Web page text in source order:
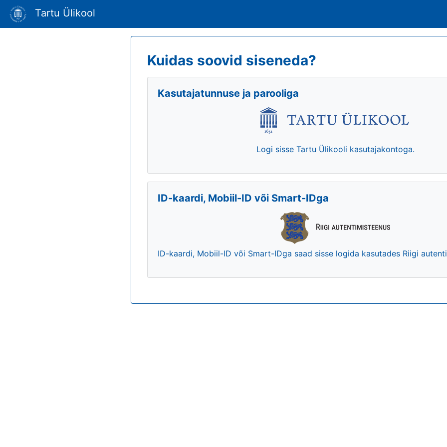
Tartu Ülikool
Kuidas soovid siseneda?
Kasutajatunnuse ja parooliga
Logi sisse Tartu Ülikooli kasutajakontoga.
ID-kaardi, Mobiil-ID või Smart-IDga
ID-kaardi, Mobiil-ID või Smart-IDga saad sisse logida kasutades Riigi